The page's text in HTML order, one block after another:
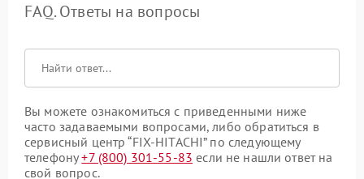
FAQ. Ответы на вопросы
Вы можете ознакомиться с приведенными ниже
часто задаваемыми вопросами, либо обратиться в
сервисный центр “FIX-HITACHI” по следующему
телефону+7 (800) 301-55-83 если не нашли ответ на
свой вопрос.